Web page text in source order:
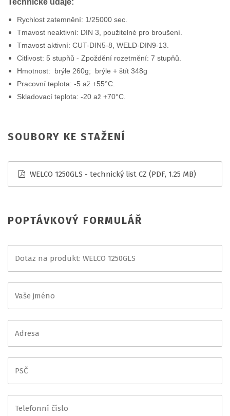
Rychlost zatemnění: 1/25000 sec.
Tmavost neaktivní: DIN 3, použitelné pro broušení.
Tmavost aktivní: CUT-DIN5-8, WELD-DIN9-13.
Citlivost: 5 stupňů - Zpoždění rozetmění: 7 stupňů.
Hmotnost: brýle 260g; brýle + štít 348g
Pracovní teplota: -5 až +55°C.
Skladovací teplota: -20 až +70°C.
SOUBORY KE STAŽENÍ
WELCO 1250GLS - technický list CZ (PDF, 1.25 MB)
POPTÁVKOVÝ FORMULÁŘ